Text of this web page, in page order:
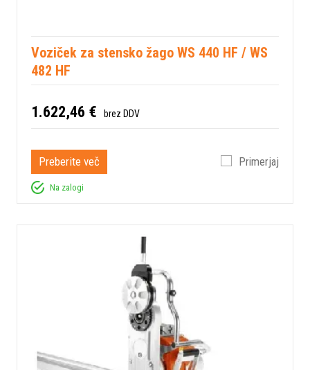
Voziček za stensko žago WS 440 HF / WS
482 HF
1.622,46 € brez DDV
Preberite več Primerjaj
Na zalogi